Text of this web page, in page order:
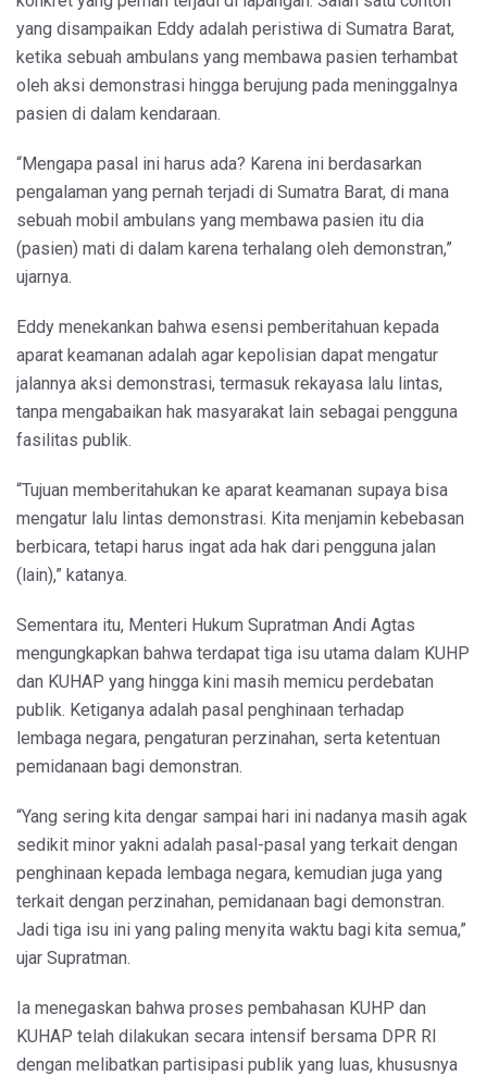
yang disampaikan Eddy adalah peristiwa di Sumatra Barat,
ketika sebuah ambulans yang membawa pasien terhambat
oleh aksi demonstrasi hingga berujung pada meninggalnya
pasien di dalam kendaraan.
“Mengapa pasal ini harus ada? Karena ini berdasarkan
pengalaman yang pernah terjadi di Sumatra Barat, di mana
sebuah mobil ambulans yang membawa pasien itu dia
(pasien) mati di dalam karena terhalang oleh demonstran,”
ujarnya.
Eddy menekankan bahwa esensi pemberitahuan kepada
aparat keamanan adalah agar kepolisian dapat mengatur
jalannya aksi demonstrasi, termasuk rekayasa lalu lintas,
tanpa mengabaikan hak masyarakat lain sebagai pengguna
fasilitas publik.
“Tujuan memberitahukan ke aparat keamanan supaya bisa
mengatur lalu lintas demonstrasi. Kita menjamin kebebasan
berbicara, tetapi harus ingat ada hak dari pengguna jalan
(lain),” katanya.
Sementara itu, Menteri Hukum Supratman Andi Agtas
mengungkapkan bahwa terdapat tiga isu utama dalam KUHP
dan KUHAP yang hingga kini masih memicu perdebatan
publik. Ketiganya adalah pasal penghinaan terhadap
lembaga negara, pengaturan perzinahan, serta ketentuan
pemidanaan bagi demonstran.
“Yang sering kita dengar sampai hari ini nadanya masih agak
sedikit minor yakni adalah pasal-pasal yang terkait dengan
penghinaan kepada lembaga negara, kemudian juga yang
terkait dengan perzinahan, pemidanaan bagi demonstran.
Jadi tiga isu ini yang paling menyita waktu bagi kita semua,”
ujar Supratman.
Ia menegaskan bahwa proses pembahasan KUHP dan
KUHAP telah dilakukan secara intensif bersama DPR RI
dengan melibatkan partisipasi publik yang luas, khususnya